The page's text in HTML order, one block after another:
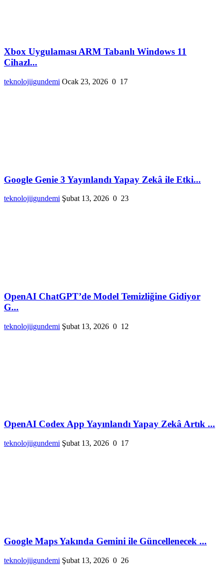
Xbox Uygulaması ARM Tabanlı Windows 11
Cihazl...
teknolojiigundemi Ocak 23, 2026 0 17
Google Genie 3 Yayınlandı Yapay Zekâ ile Etki...
teknolojiigundemi Şubat 13, 2026 0 23
OpenAI ChatGPT’de Model Temizliğine Gidiyor
G...
teknolojiigundemi Şubat 13, 2026 0 12
OpenAI Codex App Yayınlandı Yapay Zekâ Artık ...
teknolojiigundemi Şubat 13, 2026 0 17
Google Maps Yakında Gemini ile Güncellenecek ...
teknolojiigundemi Şubat 13, 2026 0 26